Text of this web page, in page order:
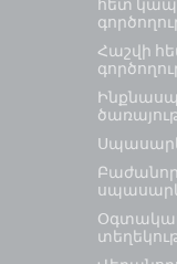
Հաշվի